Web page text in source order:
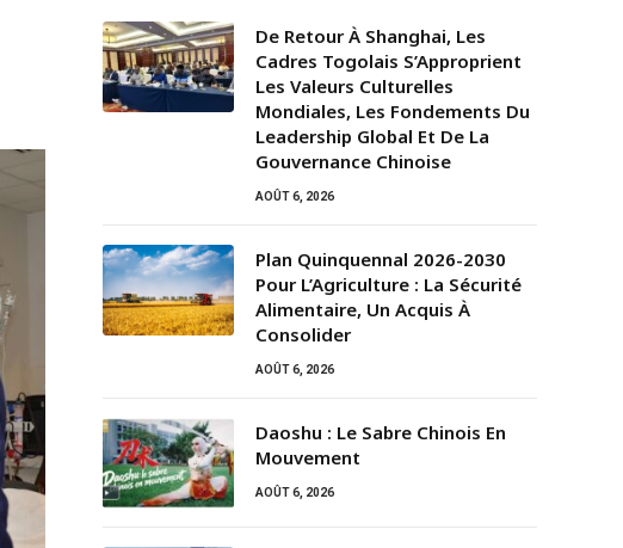
De Retour À Shanghai, Les
Cadres Togolais S’Approprient
Les Valeurs Culturelles
Mondiales, Les Fondements Du
Leadership Global Et De La
Gouvernance Chinoise
AOÛT 6, 2026
Plan Quinquennal 2026-2030
Pour L’Agriculture : La Sécurité
Alimentaire, Un Acquis À
Consolider
AOÛT 6, 2026
Daoshu : Le Sabre Chinois En
Mouvement
AOÛT 6, 2026